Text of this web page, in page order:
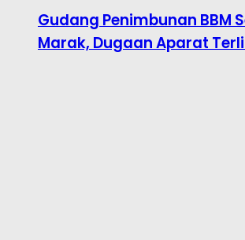
Gudang Penimbunan BBM
Marak, Dugaan Aparat